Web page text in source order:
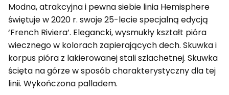
Modna, atrakcyjna i pewna siebie linia Hemisphere
świętuje w 2020 r. swoje 25-lecie specjalną edycją
‘French Riviera’. Elegancki, wysmukły kształt pióra
wiecznego w kolorach zapierających dech. Skuwka i
korpus pióra z lakierowanej stali szlachetnej. Skuwka
ścięta na górze w sposób charakterystyczny dla tej
linii. Wykończona palladem.